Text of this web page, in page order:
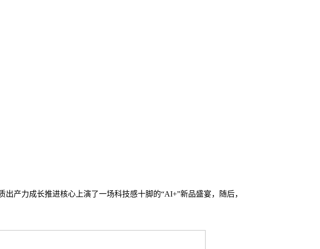
力成长推进核心上演了一场科技感十脚的“AI+”新品盛宴，随后，